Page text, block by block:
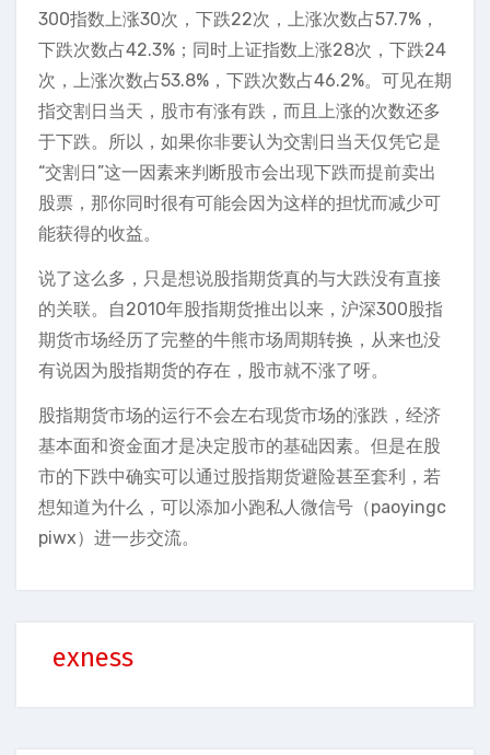
300指数上涨30次，下跌22次，上涨次数占57.7%，
下跌次数占42.3%；同时上证指数上涨28次，下跌24
次，上涨次数占53.8%，下跌次数占46.2%。可见在期
指交割日当天，股市有涨有跌，而且上涨的次数还多
于下跌。所以，如果你非要认为交割日当天仅凭它是
“交割日”这一因素来判断股市会出现下跌而提前卖出
股票，那你同时很有可能会因为这样的担忧而减少可
能获得的收益。
说了这么多，只是想说股指期货真的与大跌没有直接
的关联。自2010年股指期货推出以来，沪深300股指
期货市场经历了完整的牛熊市场周期转换，从来也没
有说因为股指期货的存在，股市就不涨了呀。
股指期货市场的运行不会左右现货市场的涨跌，经济
基本面和资金面才是决定股市的基础因素。但是在股
市的下跌中确实可以通过股指期货避险甚至套利，若
想知道为什么，可以添加小跑私人微信号（paoyingc
piwx）进一步交流。
exness